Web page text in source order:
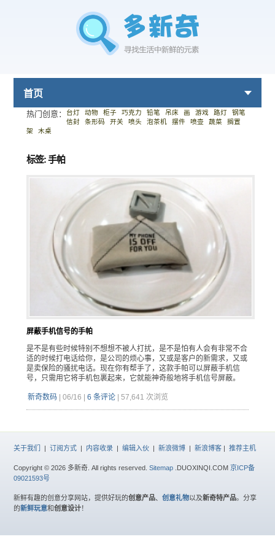
首页
热门创意： 台灯 动物 柜子 巧克力 铅笔 吊床 画 游戏 路灯
钢笔
信封
条形码 开关 喷头 泡茶机 摆件 喷壶 蔬菜
搁置
架
木桌
标签: 手帕
屏蔽手机信号的手帕
是不是有些时候特别不想想不被人打扰，是不是怕有人会有非常不合
适的时候打电话给你，是公司的烦心事，又或是客户的新需求，又或
是卖保险的骚扰电话。现在你有帮手了，这款手帕可以屏蔽手机信
号，只需用它将手机包裹起来，它就能神奇般地将手机信号屏蔽。
新奇数码| 06/16 6 条评论| 57,641 次浏览
关于我们 |订阅方式 内容收录 |编辑入伙 |新浪微博 |新浪博客 |推荐主机
Copyright © 2026 多新奇. All rights reserved.Sitemap .DUOXINQI.COM 京ICP备
09021593号
新鲜有趣的创意分享网站，提供好玩的创意产品、创意礼物以及新奇特产品。分享
的新鲜玩意和创意设计！